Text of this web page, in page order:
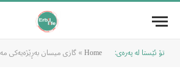
تۆ ئێستا لە پەرەی: Home
»گازی میسان بەڕێژەیەکی